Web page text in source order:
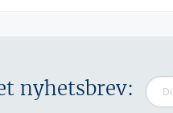
nyhetsbrev: